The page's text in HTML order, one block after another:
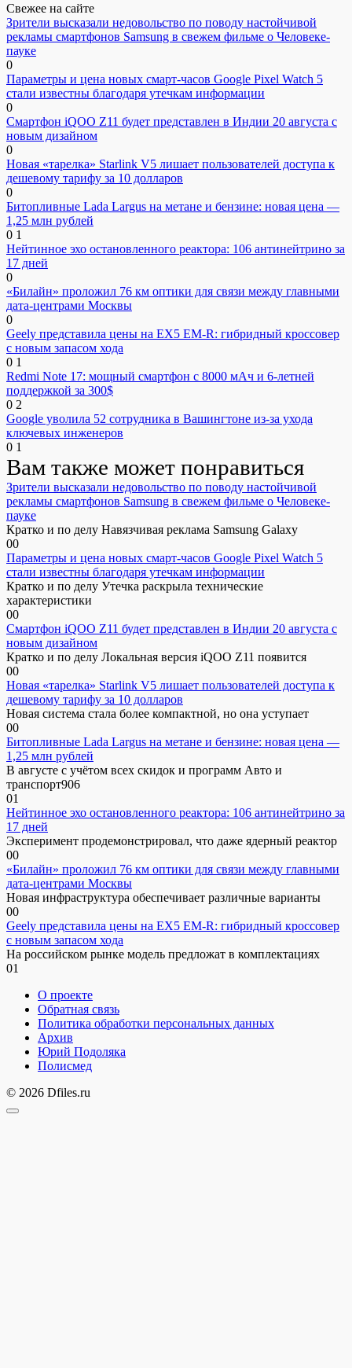
Свежее на сайте
Зрители высказали недовольство по поводу настойчивой
рекламы смартфонов Samsung в свежем фильме о Человеке-
пауке
0
Параметры и цена новых смарт-часов Google Pixel Watch 5
стали известны благодаря утечкам информации
0
Смартфон iQOO Z11 будет представлен в Индии 20 августа с
новым дизайном
0
Новая «тарелка» Starlink V5 лишает пользователей доступа к
дешевому тарифу за 10 долларов
0
Битопливные Lada Largus на метане и бензине: новая цена —
1,25 млн рублей
0 1
Нейтинное эхо остановленного реактора: 106 антинейтрино за
17 дней
0
«Билайн» проложил 76 км оптики для связи между главными
дата-центрами Москвы
0
Geely представила цены на EX5 EM-R: гибридный кроссовер
с новым запасом хода
0 1
Redmi Note 17: мощный смартфон с 8000 мАч и 6-летней
поддержкой за 300$
0 2
Google уволила 52 сотрудника в Вашингтоне из-за ухода
ключевых инженеров
0 1
Вам также может понравиться
Зрители высказали недовольство по поводу настойчивой
рекламы смартфонов Samsung в свежем фильме о Человеке-
пауке
Кратко и по делу Навязчивая реклама Samsung Galaxy
00
Параметры и цена новых смарт-часов Google Pixel Watch 5
стали известны благодаря утечкам информации
Кратко и по делу Утечка раскрыла технические
характеристики
00
Смартфон iQOO Z11 будет представлен в Индии 20 августа с
новым дизайном
Кратко и по делу Локальная версия iQOO Z11 появится
00
Новая «тарелка» Starlink V5 лишает пользователей доступа к
дешевому тарифу за 10 долларов
Новая система стала более компактной, но она уступает
00
Битопливные Lada Largus на метане и бензине: новая цена —
1,25 млн рублей
В августе с учётом всех скидок и программ Авто и
транспорт906
01
Нейтинное эхо остановленного реактора: 106 антинейтрино за
17 дней
Эксперимент продемонстрировал, что даже ядерный реактор
00
«Билайн» проложил 76 км оптики для связи между главными
дата-центрами Москвы
Новая инфраструктура обеспечивает различные варианты
00
Geely представила цены на EX5 EM-R: гибридный кроссовер
с новым запасом хода
На российском рынке модель предложат в комплектациях
01
О проекте
Обратная связь
Политика обработки персональных данных
Архив
Юрий Подоляка
Полисмед
© 2026 Dfiles.ru